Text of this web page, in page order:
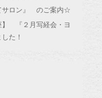
サロン』 のご案内☆
】 『２月写経会・ヨ
た！